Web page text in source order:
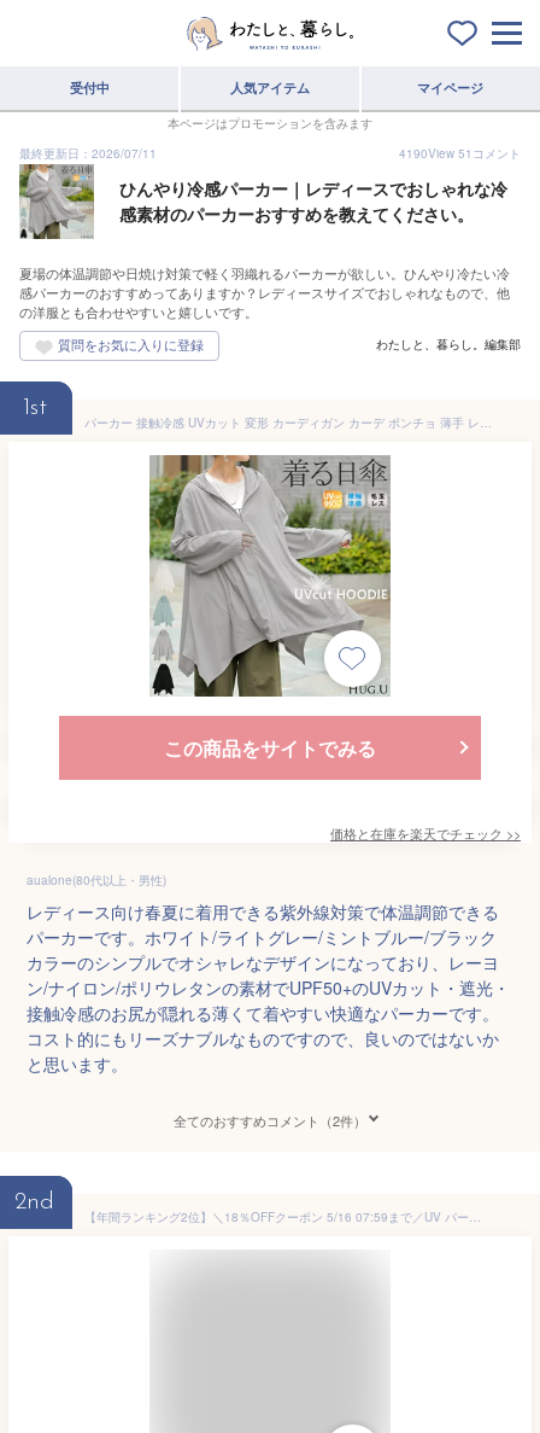
受付中 人気アイテム マイページ
本ページはプロモーションを含みます
最終更新日：2026/07/11
4190View 51 コメント
ひんやり冷感パーカー｜レディースでおしゃれな冷
感素材のパーカーおすすめを教えてください。
夏場の体温調節や日焼け対策で軽く羽織れるパーカーが欲しい。ひんやり冷たい冷
感パーカーのおすすめってありますか？レディースサイズでおしゃれなもので、他
の洋服とも合わせやすいと嬉しいです。
わたしと、暮らし。編集部
1st
パーカー 接触冷感 UVカット 変形 カーディガン カーデ ポンチョ 薄手 レディース トップス チュニック 紫外線対策 海 自転車 アウトドア ロング 長袖 ケープ フーディー ライトアウター 長い お尻が隠れる 体型カバー 大きいサイズ 黒 白 春 夏 HUG.U
この商品をサイトでみる
価格と在庫を楽天でチェック >>
aualone(80代以上・男性)
レディース向け春夏に着用できる紫外線対策で体温調節できる
パーカーです。ホワイト/ライトグレー/ミントブルー/ブラック
カラーのシンプルでオシャレなデザインになっており、レーヨ
ン/ナイロン/ポリウレタンの素材でUPF50+のUVカット・遮光・
接触冷感のお尻が隠れる薄くて着やすい快適なパーカーです。
コスト的にもリーズナブルなものですので、良いのではないか
と思います。
全てのおすすめコメント（2件）
2nd
【年間ランキング2位】＼18％OFFクーポン 5/16 07:59まで／UV パーカー 接触冷感 レディース UVパーカー UVカット 体感 -7℃ 4タイプ 長袖 ラッシュガード 遮光 コーディング メッシュ 通気口 指穴 取り外し サンバイザー 日焼け防止 大きいサイズ トップス 紫外線対策 即納